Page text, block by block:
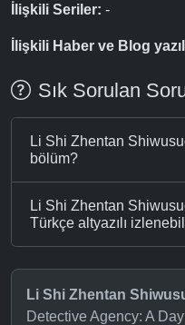
İlişkili Seriler: -
İlişkili Haber ve Blog
Sık Sorulan
Li Shi Zhentan
bölüm?
Li Shi Zhentan
Türkçe altyazılı
Li Shi Zhentan
Detective Agency: A